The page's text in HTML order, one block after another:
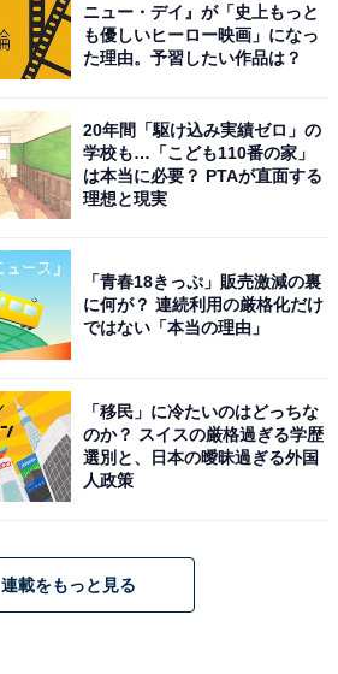
ニュー・デイ』が「史上もっと
も優しいヒーロー映画」になっ
た理由。予習したい作品は？
20年間「駆け込み実績ゼロ」の
学校も…「こども110番の家」
は本当に必要？ PTAが直面する
理想と現実
「青春18きっぷ」販売激減の裏
に何が？ 連続利用の厳格化だけ
ではない「本当の理由」
「移民」に冷たいのはどっちな
のか？ スイスの厳格過ぎる学歴
選別と、日本の曖昧過ぎる外国
人政策
連載をもっと見る